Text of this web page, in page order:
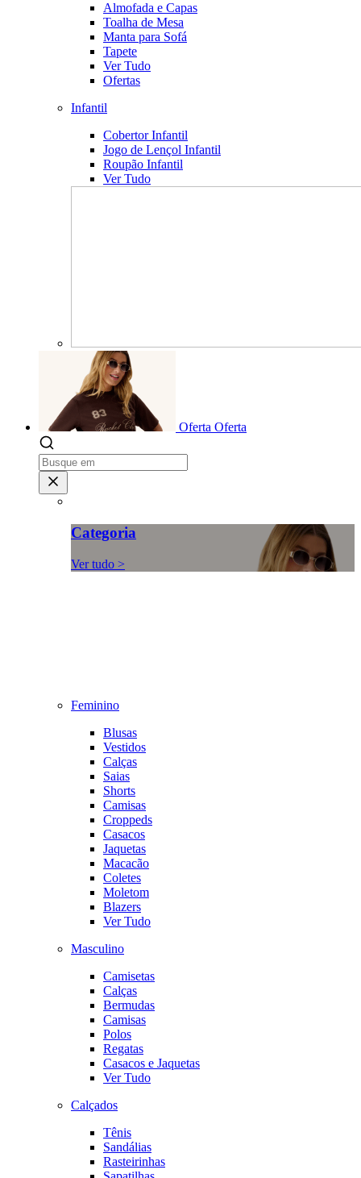
Almofada e Capas
Toalha de Mesa
Manta para Sofá
Tapete
Ver Tudo
Ofertas
Infantil
Cobertor Infantil
Jogo de Lençol Infantil
Roupão Infantil
Ver Tudo
Oferta Oferta
Categoria
Ver tudo >
Feminino
Blusas
Vestidos
Calças
Saias
Shorts
Camisas
Croppeds
Casacos
Jaquetas
Macacão
Coletes
Moletom
Blazers
Ver Tudo
Masculino
Camisetas
Calças
Bermudas
Camisas
Polos
Regatas
Casacos e Jaquetas
Ver Tudo
Calçados
Tênis
Sandálias
Rasteirinhas